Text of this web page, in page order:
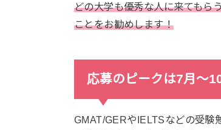
どの大学も優秀な人に来てもら
ことをお勧めします！
応募のピークは7月〜
GMAT/GERやIELTSなどの受験